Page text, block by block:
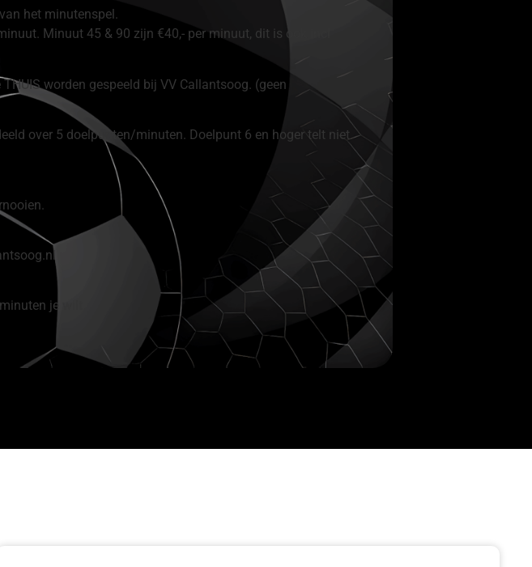
het minutenspel.
Minuut 45 & 90 zijn €40,- per minuut, dit is ook incl
worden gespeeld bij VV Callantsoog. (geen
over 5 doelpunten/minuten. Doelpunt 6 en hoger telt niet
je wilt.